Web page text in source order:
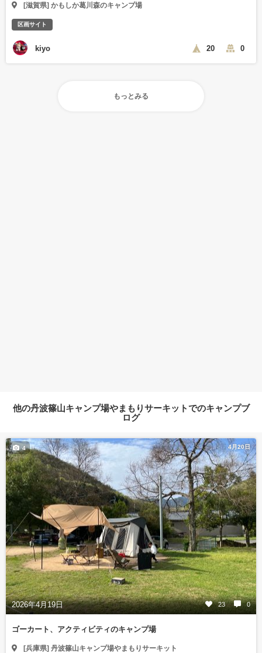
[滋賀県] かもしか葛川森のキャンプ場
区画サイト
kiyo 20 0
もっとみる
他の丹波篠山キャンプ場やまもりサーキットでのキャンプブ
ログ
4月20日
2026年4月19日 23 0
4
ゴーカート、アクティビティのキャンプ場
[兵庫県] 丹波篠山キャンプ場やまもりサーキット